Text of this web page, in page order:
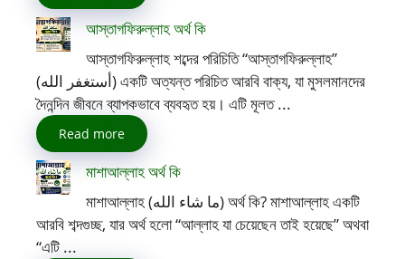
আস্তাগফিরুল্লাহ অর্থ কি
আস্তাগফিরুল্লাহ শব্দের পরিচিতি “আস্তাগফিরুল্লাহ”
(أستغفر الله) একটি অত্যন্ত পরিচিত আরবি বাক্য, যা মুসলমানদের
দৈনন্দিন জীবনে ব্যাপকভাবে ব্যবহৃত হয়। এটি মূলত ...
Read more
মাশাআল্লাহ অর্থ কি
মাশাআল্লাহ (ما شاء الله) অর্থ কি? মাশাআল্লাহ একটি
আরবি শব্দগুচ্ছ, যার অর্থ হলো “আল্লাহ যা চেয়েছেন তাই হয়েছে” অথবা
“এটি ...